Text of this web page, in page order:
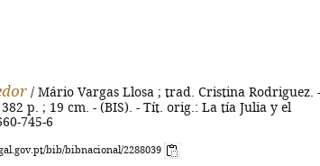
/ Mário Vargas Llosa ; trad. Cristina Rodriguez.
p. ; 19 cm. - (BIS). - Tít. orig.: La tía Julia y el
745-6
bib/bibnacional/2288039